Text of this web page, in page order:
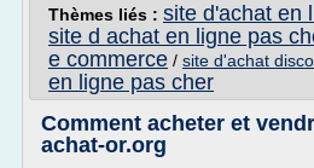
Thèmes liés : site d'achat en
site d achat en ligne pas
e commerce / site d'achat
en ligne pas cher
Comment acheter et
achat-or.org